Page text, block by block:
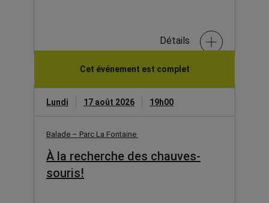
Détails
Cet événement est complet
Lundi 17 août 2026 19h00
Balade – Parc La Fontaine
À la recherche des chauves-
souris!